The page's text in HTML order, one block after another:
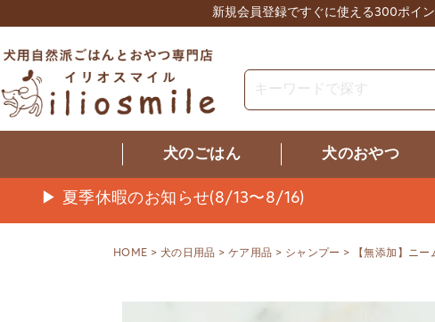
新規会員登録ですぐに使える300ポイン
犬のごはん 犬のおやつ
▶ 夏季休暇のお知らせ(8/13〜8/16)
HOME 犬の日用品 ケア用品 シャンプー 【無添加】ニ